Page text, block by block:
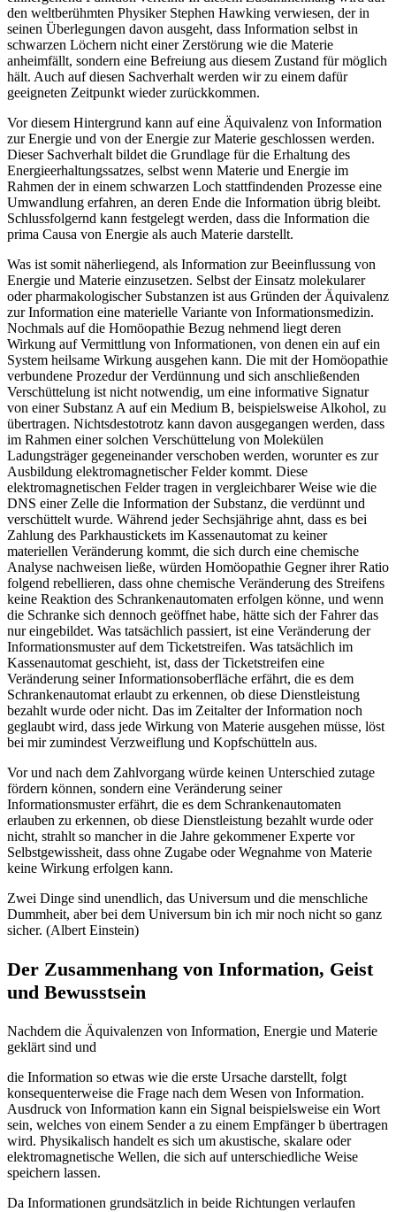
den weltberühmten Physiker Stephen Hawking verwiesen, der in
seinen Überlegungen davon ausgeht, dass Information selbst in
schwarzen Löchern nicht einer Zerstörung wie die Materie
anheimfällt, sondern eine Befreiung aus diesem Zustand für möglich
hält. Auch auf diesen Sachverhalt werden wir zu einem dafür
geeigneten Zeitpunkt wieder zurückkommen.
Vor diesem Hintergrund kann auf eine Äquivalenz von Information
zur Energie und von der Energie zur Materie geschlossen werden.
Dieser Sachverhalt bildet die Grundlage für die Erhaltung des
Energieerhaltungssatzes, selbst wenn Materie und Energie im
Rahmen der in einem schwarzen Loch stattfindenden Prozesse eine
Umwandlung erfahren, an deren Ende die Information übrig bleibt.
Schlussfolgernd kann festgelegt werden, dass die Information die
prima Causa von Energie als auch Materie darstellt.
Was ist somit näherliegend, als Information zur Beeinflussung von
Energie und Materie einzusetzen. Selbst der Einsatz molekularer
oder pharmakologischer Substanzen ist aus Gründen der Äquivalenz
zur Information eine materielle Variante von Informationsmedizin.
Nochmals auf die Homöopathie Bezug nehmend liegt deren
Wirkung auf Vermittlung von Informationen, von denen ein auf ein
System heilsame Wirkung ausgehen kann. Die mit der Homöopathie
verbundene Prozedur der Verdünnung und sich anschließenden
Verschüttelung ist nicht notwendig, um eine informative Signatur
von einer Substanz A auf ein Medium B, beispielsweise Alkohol, zu
übertragen. Nichtsdestotrotz kann davon ausgegangen werden, dass
im Rahmen einer solchen Verschüttelung von Molekülen
Ladungsträger gegeneinander verschoben werden, worunter es zur
Ausbildung elektromagnetischer Felder kommt. Diese
elektromagnetischen Felder tragen in vergleichbarer Weise wie die
DNS einer Zelle die Information der Substanz, die verdünnt und
verschüttelt wurde. Während jeder Sechsjährige ahnt, dass es bei
Zahlung des Parkhaustickets im Kassenautomat zu keiner
materiellen Veränderung kommt, die sich durch eine chemische
Analyse nachweisen ließe, würden Homöopathie Gegner ihrer Ratio
folgend rebellieren, dass ohne chemische Veränderung des Streifens
keine Reaktion des Schrankenautomaten erfolgen könne, und wenn
die Schranke sich dennoch geöffnet habe, hätte sich der Fahrer das
nur eingebildet. Was tatsächlich passiert, ist eine Veränderung der
Informationsmuster auf dem Ticketstreifen. Was tatsächlich im
Kassenautomat geschieht, ist, dass der Ticketstreifen eine
Veränderung seiner Informationsoberfläche erfährt, die es dem
Schrankenautomat erlaubt zu erkennen, ob diese Dienstleistung
bezahlt wurde oder nicht. Das im Zeitalter der Information noch
geglaubt wird, dass jede Wirkung von Materie ausgehen müsse, löst
bei mir zumindest Verzweiflung und Kopfschütteln aus.
Vor und nach dem Zahlvorgang würde keinen Unterschied zutage
fördern können, sondern eine Veränderung seiner
Informationsmuster erfährt, die es dem Schrankenautomaten
erlauben zu erkennen, ob diese Dienstleistung bezahlt wurde oder
nicht, strahlt so mancher in die Jahre gekommener Experte vor
Selbstgewissheit, dass ohne Zugabe oder Wegnahme von Materie
keine Wirkung erfolgen kann.
Zwei Dinge sind unendlich, das Universum und die menschliche
Dummheit, aber bei dem Universum bin ich mir noch nicht so ganz
sicher. (Albert Einstein)
Der Zusammenhang von Information, Geist
und Bewusstsein
Nachdem die Äquivalenzen von Information, Energie und Materie
geklärt sind und
die Information so etwas wie die erste Ursache darstellt, folgt
konsequenterweise die Frage nach dem Wesen von Information.
Ausdruck von Information kann ein Signal beispielsweise ein Wort
sein, welches von einem Sender a zu einem Empfänger b übertragen
wird. Physikalisch handelt es sich um akustische, skalare oder
elektromagnetische Wellen, die sich auf unterschiedliche Weise
speichern lassen.
Da Informationen grundsätzlich in beide Richtungen verlaufen